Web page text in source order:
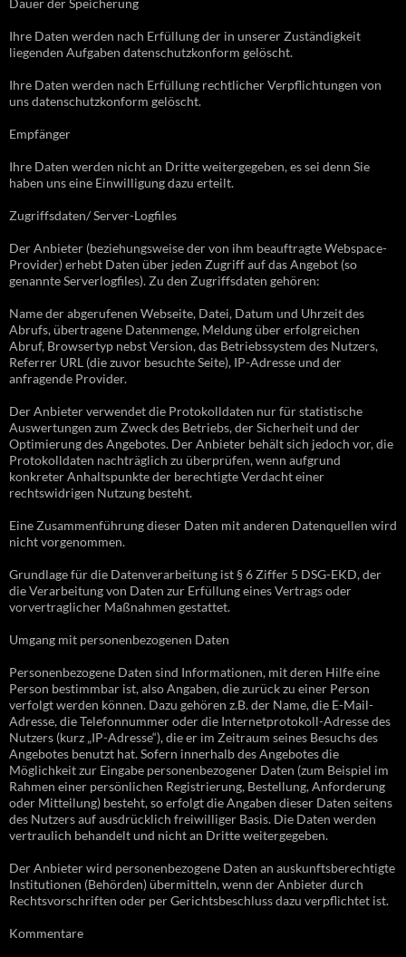
Dauer der Speicherung
Ihre Daten werden nach Erfüllung der in unserer Zuständigkeit
liegenden Aufgaben datenschutzkonform gelöscht.
Ihre Daten werden nach Erfüllung rechtlicher Verpflichtungen von
uns datenschutzkonform gelöscht.
Empfänger
Ihre Daten werden nicht an Dritte weitergegeben, es sei denn Sie
haben uns eine Einwilligung dazu erteilt.
Zugriffsdaten/ Server-Logfiles
Der Anbieter (beziehungsweise der von ihm beauftragte Webspace-
Provider) erhebt Daten über jeden Zugriff auf das Angebot (so
genannte Serverlogfiles). Zu den Zugriffsdaten gehören:
Name der abgerufenen Webseite, Datei, Datum und Uhrzeit des
Abrufs, übertragene Datenmenge, Meldung über erfolgreichen
Abruf, Browsertyp nebst Version, das Betriebssystem des Nutzers,
Referrer URL (die zuvor besuchte Seite), IP-Adresse und der
anfragende Provider.
Der Anbieter verwendet die Protokolldaten nur für statistische
Auswertungen zum Zweck des Betriebs, der Sicherheit und der
Optimierung des Angebotes. Der Anbieter behält sich jedoch vor, die
Protokolldaten nachträglich zu überprüfen, wenn aufgrund
konkreter Anhaltspunkte der berechtigte Verdacht einer
rechtswidrigen Nutzung besteht.
Eine Zusammenführung dieser Daten mit anderen Datenquellen wird
nicht vorgenommen.
Grundlage für die Datenverarbeitung ist § 6 Ziffer 5 DSG-EKD, der
die Verarbeitung von Daten zur Erfüllung eines Vertrags oder
vorvertraglicher Maßnahmen gestattet.
Umgang mit personenbezogenen Daten
Personenbezogene Daten sind Informationen, mit deren Hilfe eine
Person bestimmbar ist, also Angaben, die zurück zu einer Person
verfolgt werden können. Dazu gehören z.B. der Name, die E-Mail-
Adresse, die Telefonnummer oder die Internetprotokoll-Adresse des
Nutzers (kurz „IP-Adresse“), die er im Zeitraum seines Besuchs des
Angebotes benutzt hat. Sofern innerhalb des Angebotes die
Möglichkeit zur Eingabe personenbezogener Daten (zum Beispiel im
Rahmen einer persönlichen Registrierung, Bestellung, Anforderung
oder Mitteilung) besteht, so erfolgt die Angaben dieser Daten seitens
des Nutzers auf ausdrücklich freiwilliger Basis. Die Daten werden
vertraulich behandelt und nicht an Dritte weitergegeben.
Der Anbieter wird personenbezogene Daten an auskunftsberechtigte
Institutionen (Behörden) übermitteln, wenn der Anbieter durch
Rechtsvorschriften oder per Gerichtsbeschluss dazu verpflichtet ist.
Kommentare